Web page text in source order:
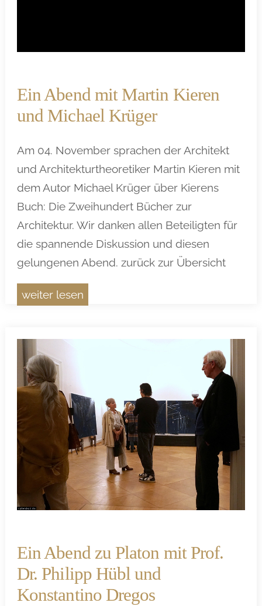
Ein Abend mit Martin Kieren
und Michael Krüger
Am 04. November sprachen der Architekt
und Architekturtheoretiker Martin Kieren mit
dem Autor Michael Krüger über Kierens
Buch: Die Zweihundert Bücher zur
Architektur. Wir danken allen Beteiligten für
die spannende Diskussion und diesen
gelungenen Abend. zurück zur Übersicht
weiter lesen
Ein Abend zu Platon mit Prof.
Dr. Philipp Hübl und
Konstantino Dregos